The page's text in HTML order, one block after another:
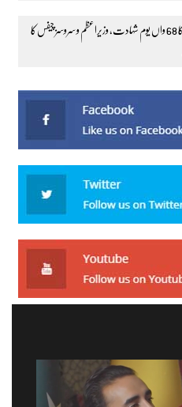
میجر طفیل محمد کا 68 واں یوم شہادت، وزیراعظم و سروسز چیفس کا